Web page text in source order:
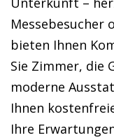
Messebesucher
bieten Ihnen
Sie Zimmer, die
moderne
Ihnen
Ihre